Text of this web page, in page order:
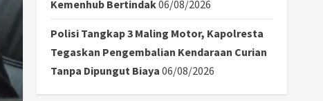
Kemenhub Bertindak06/08/2026
Polisi Tangkap 3 Maling Motor, Kapolresta
Tegaskan Pengembalian Kendaraan Curian
Tanpa Dipungut Biaya 06/08/2026